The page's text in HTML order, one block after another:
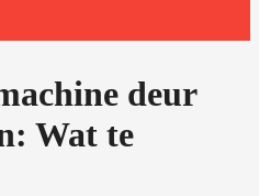
deur
Wat te